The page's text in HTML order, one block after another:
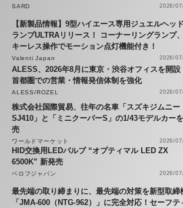
SARD
2026/
【新製品情報】9型ハイエース専用ジュエルヘッド
ランプULTRAリリース！ コーナーリングランプ、
キーレス操作でモーション点灯機能付き！
Valenti Japan 2026/
ALESS、2026年8月に東京・渋谷オフィスを開
首都圏での営業・情報発信体制を強化
ALESS/ROZEL 2026/
株式会社国際貿易、往年の名車「スズキジムニー
SJ410」と「ミニクーパーS」の1/43モデルカー
売
ワールドマーケット 2026/
HID交換用LEDバルブ “オプティマル LED ZX
6500K” 新発売
ベロフジャパン
2026/
最先端の取り締まりに、最先端の対策を新型取締
「JMA-600（NTG-962）」に完全対応！セーフテ